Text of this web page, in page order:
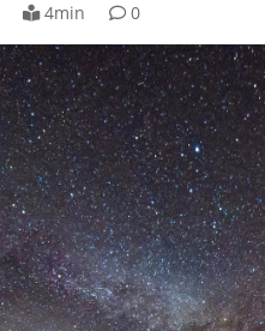
4min 0